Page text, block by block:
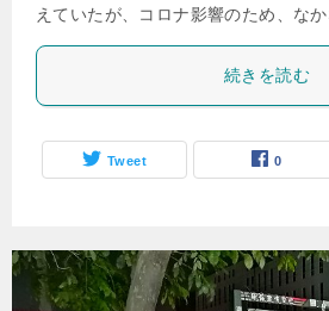
えていたが、コロナ影響のため、な
続きを読む
Tweet 0